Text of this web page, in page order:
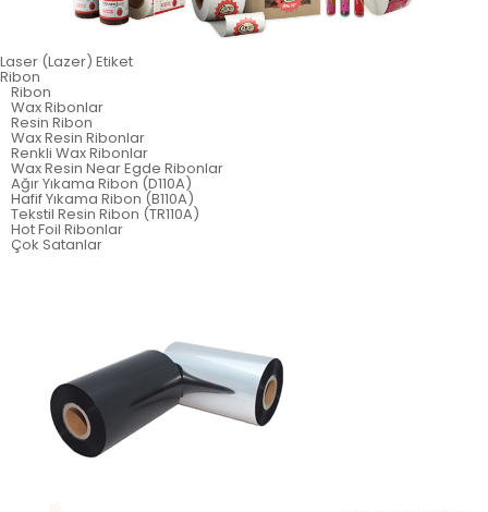
Laser (Lazer) Etiket
Ribon
Ribon
Wax Ribonlar
Resin Ribon
Wax Resin Ribonlar
Renkli Wax Ribonlar
Wax Resin Near Egde Ribonlar
Ağır Yıkama Ribon (D110A)
Hafif Yıkama Ribon (B110A)
Tekstil Resin Ribon (TR110A)
Hot Foil Ribonlar
Çok Satanlar